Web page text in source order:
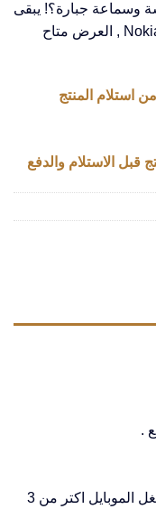
وسماعة جبارة؟! يبقى
العرض ده ليكNokia 105 + EARBUDS M10 , العرض متاح
قبل الاستلام والدفع
.
• سعة البطارية كبيرة الشحنة الواحدة تشغل الموبايل اكتر من 3